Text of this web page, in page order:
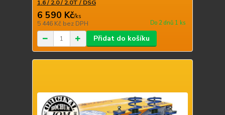
1.6 / 2.0 / 2.0T / DSG
6 590 Kč/ks
5 446 Kč bez DPH Do 2 dnů 1 ks
Přidat do košíku